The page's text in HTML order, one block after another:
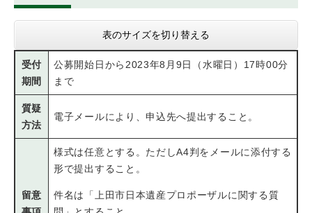
表のサイズを切り替える
受付
期間
公募開始日から2023年8月9日（水曜日）17時00分
まで
質疑
方法
電子メールにより、申込先へ提出すること。
留意
様式は任意とする。ただしA4判をメールに添付する
形で提出すること。
件名は「上田市日本遺産プロポーザルに関する質